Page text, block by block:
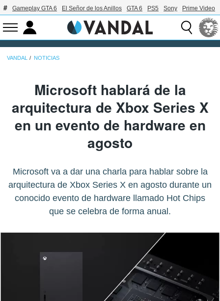
Gameplay GTA 6 El Señor de los Anillos GTA 6 PS5 Sony Prime Video
VANDAL NOTICIAS
Microsoft hablará de la
arquitectura de Xbox Series X
en un evento de hardware en
agosto
Microsoft va a dar una charla para hablar sobre la
arquitectura de Xbox Series X en agosto durante un
conocido evento de hardware llamado Hot Chips
que se celebra de forma anual.